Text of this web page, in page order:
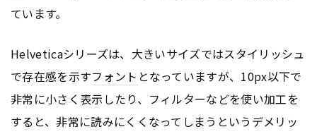
ています。
Helveticaシリーズは、大きいサイズではスタイリッシュ
で存在感を示すフォント となっていますが、10px以下で
非常に小さく表示したり、フィルターなどを使い加工を
すると、非常に読みにくくなってしまうというデメリッ